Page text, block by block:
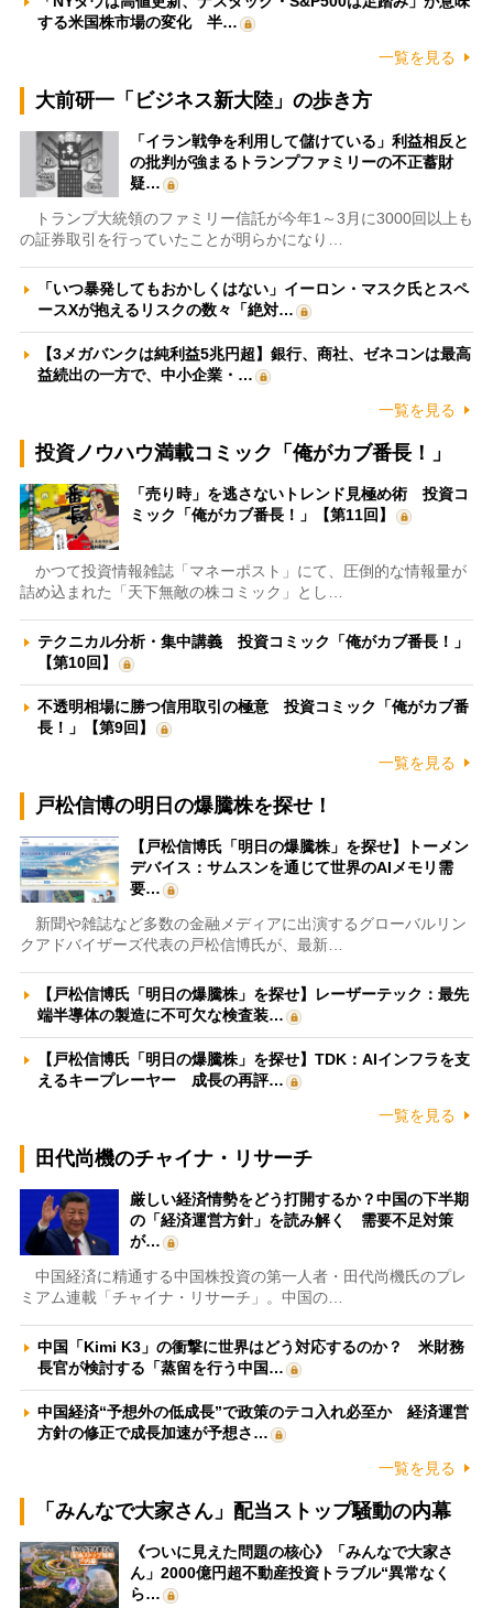
する米国株市場の変化 半…
一覧を見る
大前研一「ビジネス新大陸」の歩き方
「イラン戦争を利用して儲けている」利益相反と
の批判が強まるトランプファミリーの不正蓄財
疑…
トランプ大統領のファミリー信託が今年1～3月に3000回以上も
の証券取引を行っていたことが明らかになり…
「いつ暴発してもおかしくはない」イーロン・マスク氏とスペ
ースXが抱えるリスクの数々「絶対…
【3メガバンクは純利益5兆円超】銀行、商社、ゼネコンは最高
益続出の一方で、中小企業・…
一覧を見る
投資ノウハウ満載コミック「俺がカブ番長！」
「売り時」を逃さないトレンド見極め術 投資コ
ミック「俺がカブ番長！」【第11回】
かつて投資情報雑誌「マネーポスト」にて、圧倒的な情報量が
詰め込まれた「天下無敵の株コミック」とし…
テクニカル分析・集中講義 投資コミック「俺がカブ番長！」
【第10回】
不透明相場に勝つ信用取引の極意 投資コミック「俺がカブ番
長！」【第9回】
一覧を見る
戸松信博の明日の爆騰株を探せ！
【戸松信博氏「明日の爆騰株」を探せ】トーメン
デバイス：サムスンを通じて世界のAIメモリ需
要…
新聞や雑誌など多数の金融メディアに出演するグローバルリン
クアドバイザーズ代表の戸松信博氏が、最新…
【戸松信博氏「明日の爆騰株」を探せ】レーザーテック：最先
端半導体の製造に不可欠な検査装…
【戸松信博氏「明日の爆騰株」を探せ】TDK：AIインフラを支
えるキープレーヤー 成長の再評…
一覧を見る
田代尚機のチャイナ・リサーチ
厳しい経済情勢をどう打開するか？中国の下半期
の「経済運営方針」を読み解く 需要不足対策
が…
中国経済に精通する中国株投資の第一人者・田代尚機氏のプレ
ミアム連載「チャイナ・リサーチ」。中国の…
中国「Kimi K3」の衝撃に世界はどう対応するのか？ 米財務
長官が検討する「蒸留を行う中国…
中国経済“予想外の低成長”で政策のテコ入れ必至か 経済運営
方針の修正で成長加速が予想さ…
一覧を見る
「みんなで大家さん」配当ストップ騒動の内幕
《ついに見えた問題の核心》「みんなで大家さ
ん」2000億円超不動産投資トラブル“異常なく
ら…